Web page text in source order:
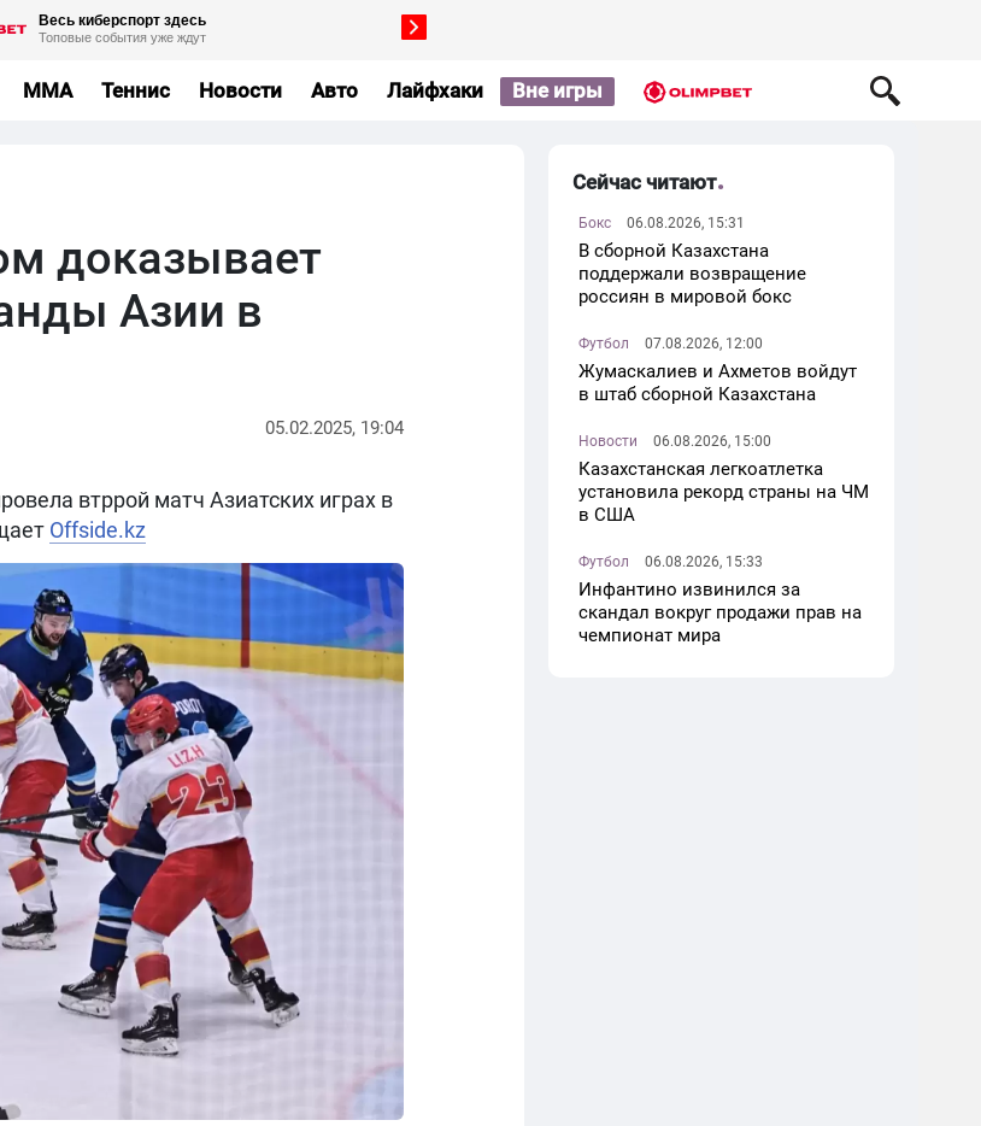
MMA Теннис Новости Авто Лайфхаки Вне игры
доказывает
Азии в
05.02.2025, 19:04
втррой матч Азиатских играх в
Offside.kz
Сейчас читают
Бокс 06.08.2026, 15:31
В сборной Казахстана
поддержали возвращение
россиян в мировой бокс
Футбол 07.08.2026, 12:00
Жумаскалиев и Ахметов войдут
в штаб сборной Казахстана
Новости 06.08.2026, 15:00
Казахстанская легкоатлетка
установила рекорд страны на ЧМ
в США
Футбол 06.08.2026, 15:33
Инфантино извинился за
скандал вокруг продажи прав на
чемпионат мира